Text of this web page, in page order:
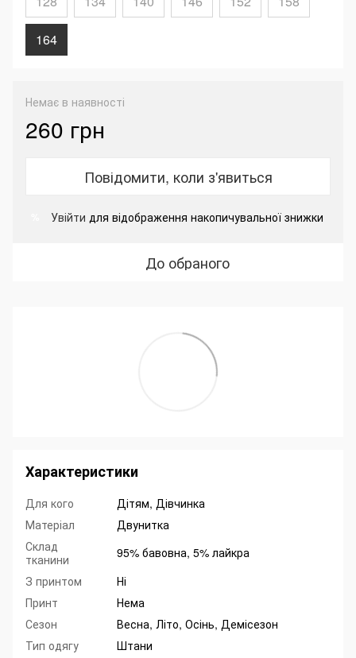
164
Немає в наявності
260 грн
Повідомити, коли з'явиться
Увійти для відображення накопичувальної знижки
До обраного
Характеристики
Для кого
Дітям, Дівчинка
Матеріал
Двунитка
Склад
тканини
95% бавовна, 5% лайкра
З принтом
Ні
Принт
Нема
Сезон
Весна, Літо, Осінь, Демісезон
Тип одягу
Штани